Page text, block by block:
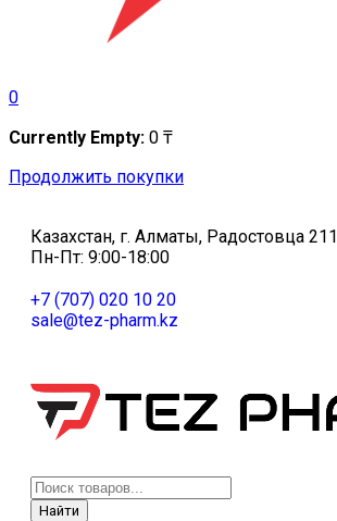
0
Currently Empty: 0 ₸
Продолжить покупки
Казахстан, г. Алматы, Радостовца 211
Пн-Пт: 9:00-18:00
+7 (707) 020 10 20
sale@tez-pharm.kz
Найти